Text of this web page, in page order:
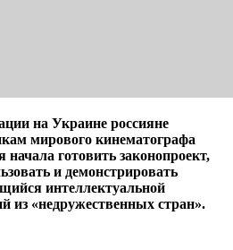
на Украине россияне
мирового кинематографа
готовить законопроект,
и демонстрировать
интеллектуальной
из «недружественных стран».